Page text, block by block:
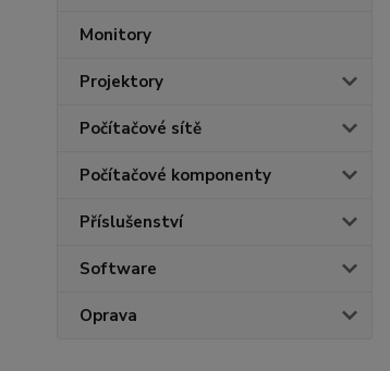
Monitory
Projektory
Počítačové sítě
Počítačové komponenty
Příslušenství
Software
Oprava